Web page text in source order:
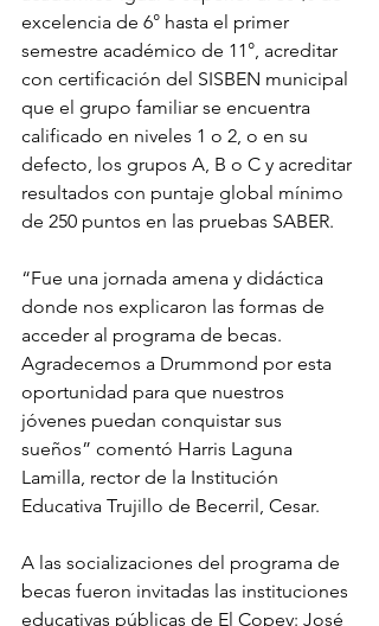
excelencia de 6° hasta el primer
semestre académico de 11°, acreditar
con certificación del SISBEN municipal
que el grupo familiar se encuentra
calificado en niveles 1 o 2, o en su
defecto, los grupos A, B o C y acreditar
resultados con puntaje global mínimo
de 250 puntos en las pruebas SABER.
“Fue una jornada amena y didáctica
donde nos explicaron las formas de
acceder al programa de becas.
Agradecemos a Drummond por esta
oportunidad para que nuestros
jóvenes puedan conquistar sus
sueños” comentó Harris Laguna
Lamilla, rector de la Institución
Educativa Trujillo de Becerril, Cesar.
A las socializaciones del programa de
becas fueron invitadas las instituciones
educativas públicas de El Copey: José